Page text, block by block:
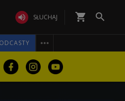
 SŁUCHAJ shopping_cart 
